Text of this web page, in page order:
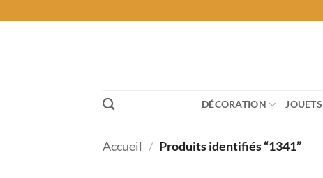
au
DÉCORATION JOUETS
Accueil / Produits identifiés “1341”